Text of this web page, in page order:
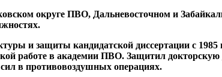
округе ПВО, Дальневосточном и
и защиты кандидатской диссертации с 1985
работе в академии ПВО. Защитил
в противовоздушных операциях.